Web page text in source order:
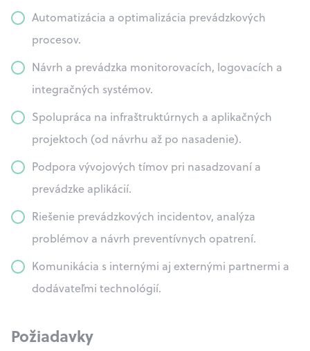
Automatizácia a optimalizácia prevádzkových
procesov.
Návrh a prevádzka monitorovacích, logovacích a
integračných systémov.
Spolupráca na infraštruktúrnych a aplikačných
projektoch (od návrhu až po nasadenie).
Podpora vývojových tímov pri nasadzovaní a
prevádzke aplikácií.
Riešenie prevádzkových incidentov, analýza
problémov a návrh preventívnych opatrení.
Komunikácia s internými aj externými partnermi a
dodávateľmi technológií.
Požiadavky